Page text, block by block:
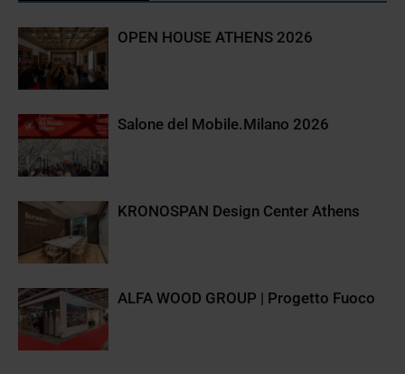
OPEN HOUSE ATHENS 2026
Salone del Mobile.Milano 2026
KRONOSPAN Design Center Athens
ALFA WOOD GROUP | Progetto Fuoco